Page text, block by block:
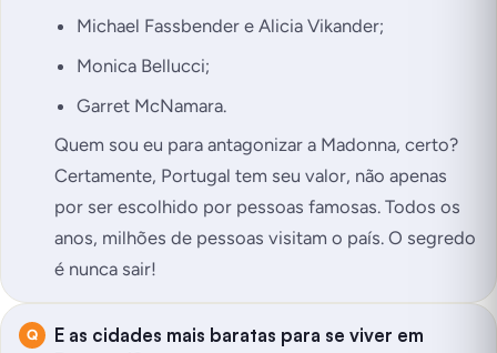
Michael Fassbender e Alicia Vikander;
Monica Bellucci;
Garret McNamara.
Quem sou eu para antagonizar a Madonna, certo?
Certamente, Portugal tem seu valor, não apenas
por ser escolhido por pessoas famosas. Todos os
anos, milhões de pessoas visitam o país. O segredo
é nunca sair!
E as cidades mais baratas para se viver em